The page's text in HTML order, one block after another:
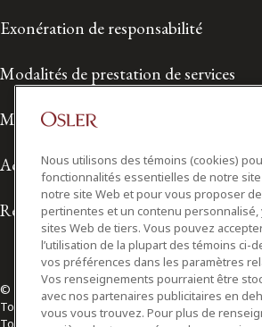
Exonération de responsabilité
Modalités de prestation de services
Modalités d'utilisation
Accessibilité
Relations avec les médias
© 2026 Osler, Hoskin & Harcourt S.E.N.C.R.L./s.r.l.
Tous droits réservés
Toronto | Montréal | Calgary | Vancouver |
Nous utilisons des témoins (cookies)
fonctionnalités essentielles de notre
notre site Web et pour vous proposer
pertinentes et un contenu personnalisé,
sites Web de tiers. Vous pouvez
l’utilisation de la plupart des témoins ci-
vos préférences dans les paramètres
Vos renseignements pourraient être
avec nos partenaires publicitaires en
vous vous trouvez. Pour plus de